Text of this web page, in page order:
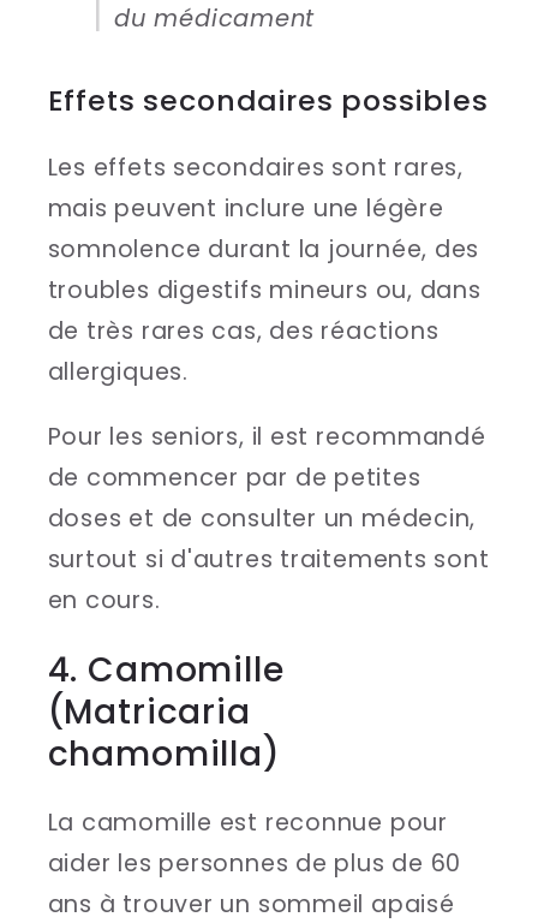
du médicament
Effets secondaires possibles
Les effets secondaires sont rares,
mais peuvent inclure une légère
somnolence durant la journée, des
troubles digestifs mineurs ou, dans
de très rares cas, des réactions
allergiques.
Pour les seniors, il est recommandé
de commencer par de petites
doses et de consulter un médecin,
surtout si d'autres traitements sont
en cours.
4. Camomille
(Matricaria
chamomilla)
La camomille est reconnue pour
aider les personnes de plus de 60
ans à trouver un sommeil apaisé